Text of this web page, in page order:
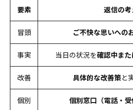
要素 返信の
冒頭 ご不快な思いへの
事実 当日の状況を確認中ま
改善 具体的な改善策と
個別 個別窓口（電話・受